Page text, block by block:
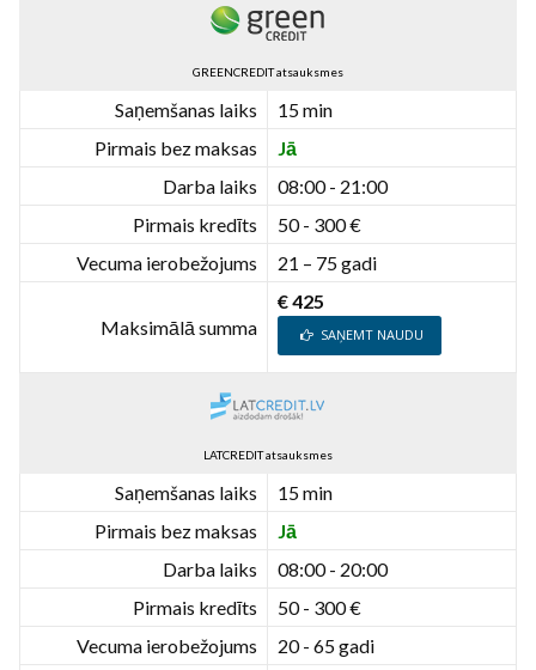
GREENCREDIT atsauksmes
Saņemšanas laiks
15 min
Pirmais bez maksas
Jā
Darba laiks
08:00 - 21:00
Pirmais kredīts
50 - 300 €
Vecuma ierobežojums
21 – 75 gadi
Maksimālā summa
€ 425
SAŅEMT NAUDU
LATCREDIT atsauksmes
Saņemšanas laiks
15 min
Pirmais bez maksas
Jā
Darba laiks
08:00 - 20:00
Pirmais kredīts
50 - 300 €
Vecuma ierobežojums
20 - 65 gadi